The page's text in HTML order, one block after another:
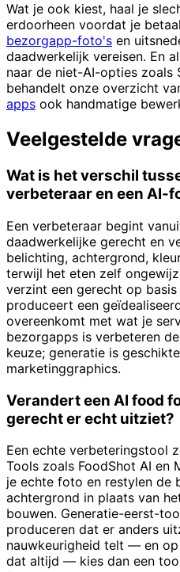
Wat je ook kiest, haal je
erdoorheen voordat je
bezorgapp-foto's en
daadwerkelijk vereisen. En
naar de niet-AI-opties zoals
behandelt onze overzicht
apps ook handmatige
Veelgestelde
Wat is het verschil
verbeteraar en een AI-
Een verbeteraar begint
daadwerkelijke gerecht en
belichting, achtergrond,
terwijl het eten zelf
verzint een gerecht op
produceert een
overeenkomt met wat je
bezorgapps is verbeteren
keuze; generatie is
marketinggraphics.
Verandert een AI food
gerecht er echt uitziet?
Een echte verbeteringstool
Tools zoals FoodShot AI en
je echte foto en restylen de
achtergrond in plaats van
bouwen. Generatie-eerst-
produceren dat er anders
nauwkeurigheid telt — en
dat altijd — kies dan een